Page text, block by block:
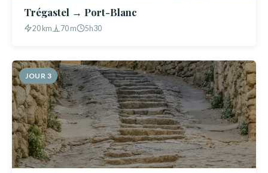
Trégastel → Port-Blanc
20 km 70 m 5h30
JOUR 3